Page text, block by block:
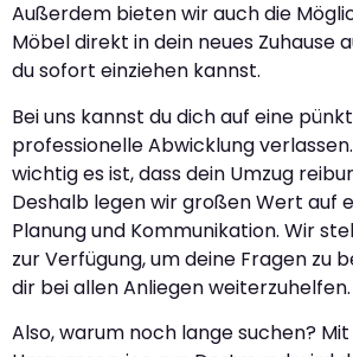
Außerdem bieten wir auch die
Möbel direkt in dein neues Zuhause
du sofort einziehen kannst.
Bei uns kannst du dich auf eine
professionelle Abwicklung
wichtig es ist, dass dein Umzug
Deshalb legen wir großen Wert auf
Planung und Kommunikation. Wir
zur Verfügung, um deine Fragen zu
dir bei allen Anliegen weiterzuhelfen.
Also, warum noch lange suchen?